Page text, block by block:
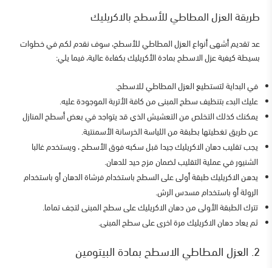
طريقة العزل المطاطي للأسطح بالاكريليك
عد تقديم أشهى أنواع العزل المطاطي للأسطح، سوف نقدم لكم في خطوات
بسيطة كيفية عزل الاسطح بمادة الأكريليك بكفاءة عالية، فيما يلي:
في البداية لتستطيع العزل المطاطي للاسطح.
عليك البدء بتنظيف سطح المبنى من كافة الأتربة الموجودة عليه.
يمكنك كذلك التخلص من التعشيش الذي قد يتواجد في بعض أسطح المنازل
عن طريق تغطيتها بطبقة من اللياسة الخرسانة الأسمنتية.
يجب تقليب دهان الاكريليك جيدا قبل سكبه فوق الأسطح ، ويستخدم غالبا
الشنيور في عملية التقليب لضمان مزج حيد للدهان.
يدهن الاكريليك طبقة أولى على السطح باستخدام فرشاة الدهان أو باستخدام
الرولة أو باستخدام مسدس الرش.
تترك الطبقة الأولى من دهان الاكريليك على سطح المبنى لتجف تماما.
ثم يعاد دهان الاكريليك مرة اخرى على سطح المبنى.
2. العزل المطاطي الاسطح بمادة البيتومين